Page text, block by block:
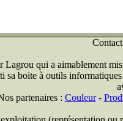
qui a aimablement
sa boite à outils
partenaires : Couleur-